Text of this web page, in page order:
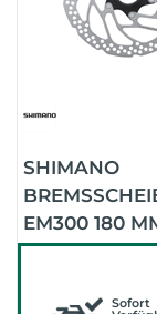
SHIMANO
EM300 180
LOCK-RING
Sofort